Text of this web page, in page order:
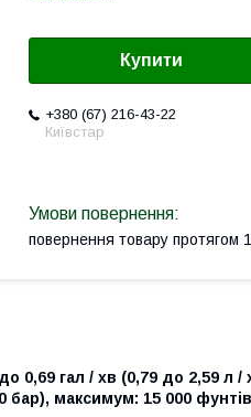
Купити
+380 (67) 216-43-22
Київстар
повернення товару протягом
0,69 гал / хв (0,79 до 2,59 л /
бар), максимум: 15 000